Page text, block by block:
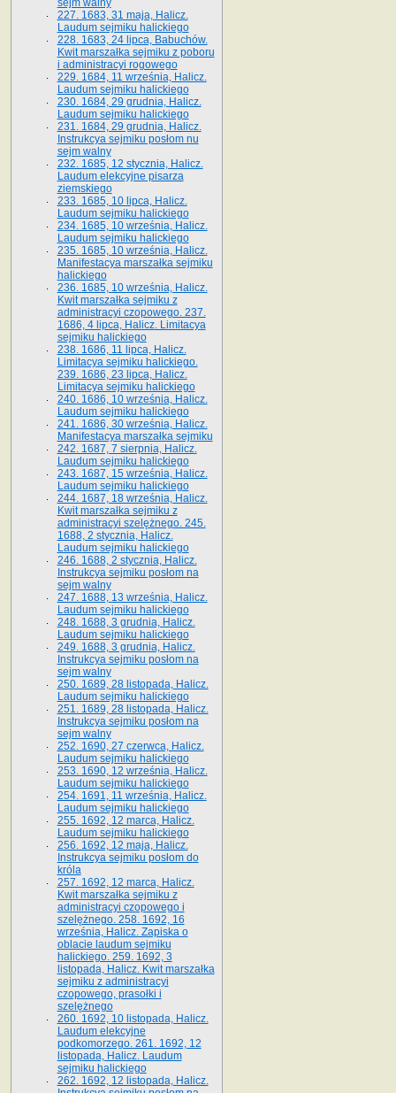
sejm walny
227. 1683, 31 maja, Halicz.
Laudum sejmiku halickiego
228. 1683, 24 lipca, Babuchów.
Kwit marszałka sejmiku z poboru
i administracyi rogowego
229. 1684, 11 września, Halicz.
Laudum sejmiku halickiego
230. 1684, 29 grudnia, Halicz.
Laudum sejmiku halickiego
231. 1684, 29 grudnia, Halicz.
Instrukcya sejmiku posłom nu
sejm walny
232. 1685, 12 stycznia, Halicz.
Laudum elekcyjne pisarza
ziemskiego
233. 1685, 10 lipca, Halicz.
Laudum sejmiku halickiego
234. 1685, 10 września, Halicz.
Laudum sejmiku halickiego
235. 1685, 10 września, Halicz.
Manifestacya marszałka sejmiku
halickiego
236. 1685, 10 września, Halicz.
Kwit marszałka sejmiku z
administracyi czopowego. 237.
1686, 4 lipca, Halicz. Limitacya
sejmiku halickiego
238. 1686, 11 lipca, Halicz.
Limitacya sejmiku halickiego.
239. 1686, 23 lipca, Halicz.
Limitacya sejmiku halickiego
240. 1686, 10 września, Halicz.
Laudum sejmiku halickiego
241. 1686, 30 września, Halicz.
Manifestacya marszałka sejmiku
242. 1687, 7 sierpnia, Halicz.
Laudum sejmiku halickiego
243. 1687, 15 września, Halicz.
Laudum sejmiku halickiego
244. 1687, 18 września, Halicz.
Kwit marszałka sejmiku z
administracyi szelężnego. 245.
1688, 2 stycznia, Halicz.
Laudum sejmiku halickiego
246. 1688, 2 stycznia, Halicz.
Instrukcya sejmiku posłom na
sejm walny
247. 1688, 13 września, Halicz.
Laudum sejmiku halickiego
248. 1688, 3 grudnia, Halicz.
Laudum sejmiku halickiego
249. 1688, 3 grudnia, Halicz.
Instrukcya sejmiku posłom na
sejm walny
250. 1689, 28 listopada, Halicz.
Laudum sejmiku halickiego
251. 1689, 28 listopada, Halicz.
Instrukcya sejmiku posłom na
sejm walny
252. 1690, 27 czerwca, Halicz.
Laudum sejmiku halickiego
253. 1690, 12 września, Halicz.
Laudum sejmiku halickiego
254. 1691, 11 września, Halicz.
Laudum sejmiku halickiego
255. 1692, 12 marca, Halicz.
Laudum sejmiku halickiego
256. 1692, 12 maja, Halicz.
Instrukcya sejmiku posłom do
króla
257. 1692, 12 marca, Halicz.
Kwit marszałka sejmiku z
administracyi czopowego i
szelężnego. 258. 1692, 16
września, Halicz. Zapiska o
oblacie laudum sejmiku
halickiego. 259. 1692, 3
listopada, Halicz. Kwit marszałka
sejmiku z administracyi
czopowego, prasołki i
szelężnego
260. 1692, 10 listopada, Halicz.
Laudum elekcyjne
podkomorzego. 261. 1692, 12
listopada, Halicz. Laudum
sejmiku halickiego
262. 1692, 12 listopada, Halicz.